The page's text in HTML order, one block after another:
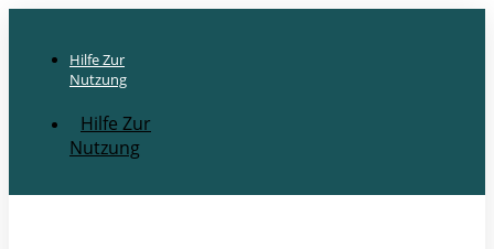
Hilfe Zur
Nutzung
Hilfe Zur
Nutzung